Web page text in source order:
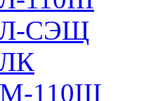
СЭЩ
110III